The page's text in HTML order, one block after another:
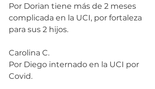
Por Dorian tiene más de 2 meses
complicada en la UCI, por fortaleza
para sus 2 hijos.
Carolina C.
Por Diego internado en la UCI por
Covid.